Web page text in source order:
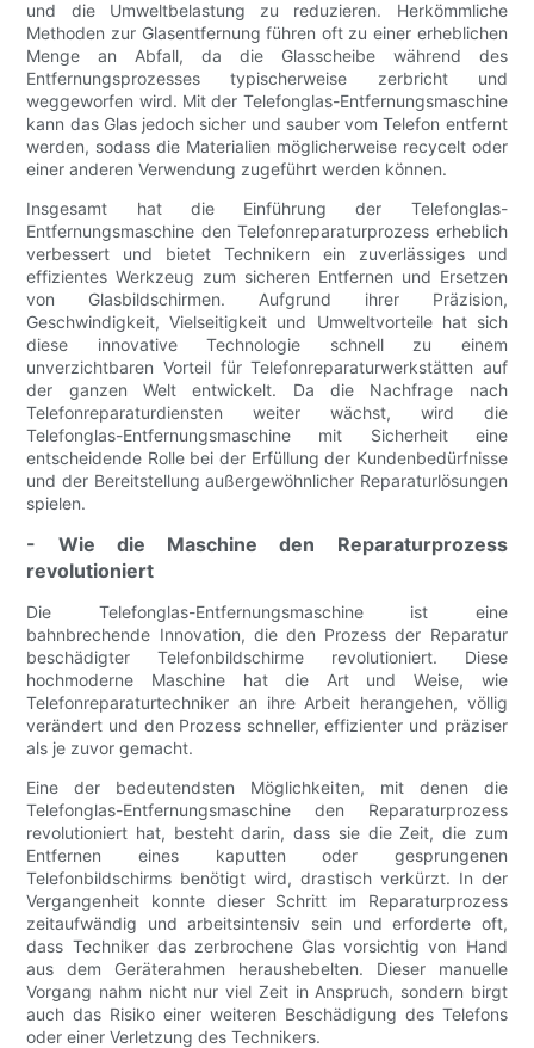
und die Umweltbelastung zu reduzieren. Herkömmliche
Methoden zur Glasentfernung führen oft zu einer erheblichen
Menge an Abfall, da die Glasscheibe während des
Entfernungsprozesses typischerweise zerbricht und
weggeworfen wird. Mit der Telefonglas-Entfernungsmaschine
kann das Glas jedoch sicher und sauber vom Telefon entfernt
werden, sodass die Materialien möglicherweise recycelt oder
einer anderen Verwendung zugeführt werden können.
Insgesamt hat die Einführung der Telefonglas-
Entfernungsmaschine den Telefonreparaturprozess erheblich
verbessert und bietet Technikern ein zuverlässiges und
effizientes Werkzeug zum sicheren Entfernen und Ersetzen
von Glasbildschirmen. Aufgrund ihrer Präzision,
Geschwindigkeit, Vielseitigkeit und Umweltvorteile hat sich
diese innovative Technologie schnell zu einem
unverzichtbaren Vorteil für Telefonreparaturwerkstätten auf
der ganzen Welt entwickelt. Da die Nachfrage nach
Telefonreparaturdiensten weiter wächst, wird die
Telefonglas-Entfernungsmaschine mit Sicherheit eine
entscheidende Rolle bei der Erfüllung der Kundenbedürfnisse
und der Bereitstellung außergewöhnlicher Reparaturlösungen
spielen.
- Wie die Maschine den Reparaturprozess
revolutioniert
Die Telefonglas-Entfernungsmaschine ist eine
bahnbrechende Innovation, die den Prozess der Reparatur
beschädigter Telefonbildschirme revolutioniert. Diese
hochmoderne Maschine hat die Art und Weise, wie
Telefonreparaturtechniker an ihre Arbeit herangehen, völlig
verändert und den Prozess schneller, effizienter und präziser
als je zuvor gemacht.
Eine der bedeutendsten Möglichkeiten, mit denen die
Telefonglas-Entfernungsmaschine den Reparaturprozess
revolutioniert hat, besteht darin, dass sie die Zeit, die zum
Entfernen eines kaputten oder gesprungenen
Telefonbildschirms benötigt wird, drastisch verkürzt. In der
Vergangenheit konnte dieser Schritt im Reparaturprozess
zeitaufwändig und arbeitsintensiv sein und erforderte oft,
dass Techniker das zerbrochene Glas vorsichtig von Hand
aus dem Geräterahmen heraushebelten. Dieser manuelle
Vorgang nahm nicht nur viel Zeit in Anspruch, sondern birgt
auch das Risiko einer weiteren Beschädigung des Telefons
oder einer Verletzung des Technikers.